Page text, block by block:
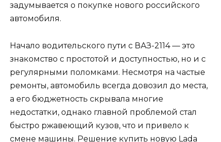
задумывается о покупке нового российского
автомобиля.
Начало водительского пути с ВАЗ-2114 — это
знакомство с простотой и доступностью, но и с
регулярными поломками. Несмотря на частые
ремонты, автомобиль всегда довозил до места,
а его бюджетность скрывала многие
недостатки, однако главной проблемой стал
быстро ржавеющий кузов, что и привело к
смене машины. Решение купить новую Lada